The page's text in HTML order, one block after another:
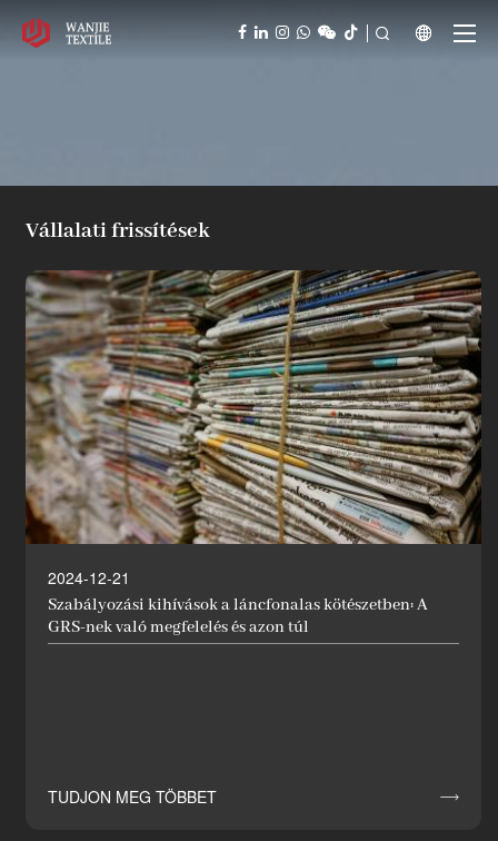
  
Vállalati frissítések
2024-12-21
Szabályozási kihívások a láncfonalas kötészetben: A
GRS-nek való megfelelés és azon túl
TUDJON MEG TÖBBET 